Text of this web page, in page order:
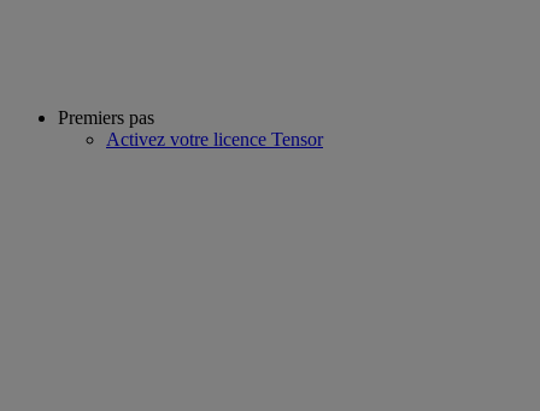
Premiers pas
Activez votre licence Tensor